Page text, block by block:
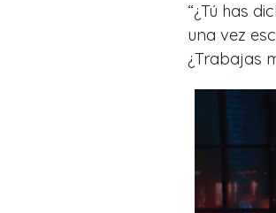
“¿Tú has
una vez
¿Trabajas